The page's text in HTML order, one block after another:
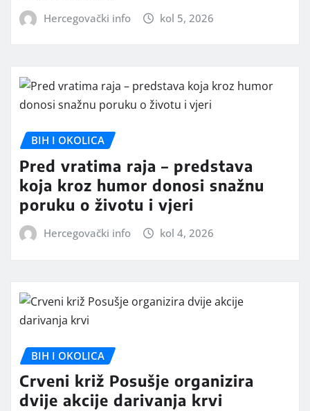
Hercegovački info kol 5, 2026
BIH I OKOLICA
Pred vratima raja – predstava
koja kroz humor donosi snažnu
poruku o životu i vjeri
Hercegovački info kol 4, 2026
BIH I OKOLICA
Crveni križ Posušje organizira
dvije akcije darivanja krvi